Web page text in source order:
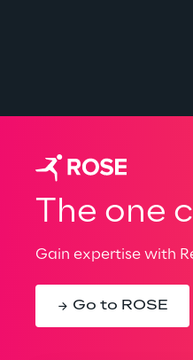
The one
Gain expertise with
Go to ROSE